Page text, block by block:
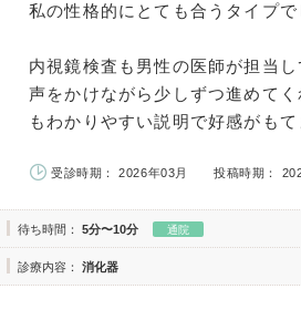
私の性格的にとても合うタイプで
内視鏡検査も男性の医師が担当
声をかけながら少しずつ進めて
もわかりやすい説明で好感がもて
受診時期： 2026年03月 投稿時期：
待ち時間： 5分〜10分 通院
診療内容： 消化器